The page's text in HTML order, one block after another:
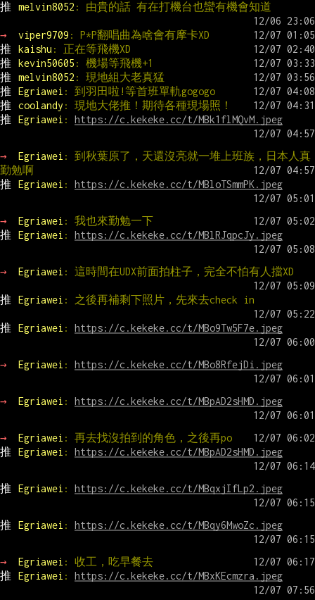
推
melvin8052 : 由貴的話 有在打機台也蠻有機會知道
→ viper9709 : P*P翻唱曲為啥會有摩卡XD
推
kaishu : 正在等飛機XD
推
kevin50605 : 機場等飛機+1
推
melvin8052 : 現地組大老真猛
推
Egriawei : 到羽田啦!等首班單軌gogogo
推
coolandy : 現地大佬推！期待各種現場照！
推
Egriawei : https://c.kekeke.cc/t/MBk1flMQvM.jpeg
→ Egriawei : 到秋葉原了，天還沒亮就一堆上班族，日本人真
勤勉啊
推
Egriawei : https://c.kekeke.cc/t/MBloTSmmPK.jpeg
→ Egriawei : 我也來勤勉一下
推
Egriawei : https://c.kekeke.cc/t/MBlRJqpcJy.jpeg
→ Egriawei : 這時間在UDX前面拍柱子，完全不怕有人擋XD
推 Egriawei : 之後再補剩下照片，先來去check in
推 Egriawei : https://c.kekeke.cc/t/MBo9Tw5F7e.jpeg
→ Egriawei : https://c.kekeke.cc/t/MBo8RfejDi.jpeg
→ Egriawei : https://c.kekeke.cc/t/MBpAD2sHMD.jpeg
→ Egriawei : 再去找沒拍到的角色，之後再po
推
Egriawei : https://c.kekeke.cc/t/MBpAD2sHMD.jpeg
推 Egriawei : https://c.kekeke.cc/t/MBqxjIfLp2.jpeg
推 Egriawei : https://c.kekeke.cc/t/MBqy6MwoZc.jpeg
→ Egriawei : 收工，吃早餐去
推
Egriawei : https://c.kekeke.cc/t/MBxKEcmzra.jpeg